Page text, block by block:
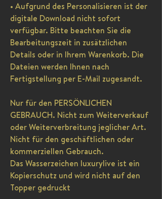
• Aufgrund des Personalisieren ist der
digitale Download nicht sofort
verfügbar. Bitte beachten Sie die
Bearbeitungszeit in zusätzlichen
Details oder in Ihrem Warenkorb. Die
Dateien werden Ihnen nach
Fertigstellung per E-Mail zugesandt.
Nur für den PERSÖNLICHEN
GEBRAUCH. Nicht zum Weiterverkauf
oder Weiterverbreitung jeglicher Art.
Nicht für den geschäftlichen oder
kommerziellen Gebrauch.
Das Wasserzeichen luxurylive ist ein
Kopierschutz und wird nicht auf den
Topper gedruckt